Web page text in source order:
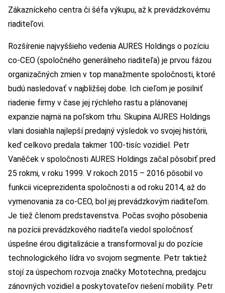
Zákazníckeho centra či šéfa výkupu, až k prevádzkovému
riaditeľovi.
Rozšírenie najvyššieho vedenia AURES Holdings o pozíciu
co-CEO (spoločného generálneho riaditeľa) je prvou fázou
organizačných zmien v top manažmente spoločnosti, ktoré
budú nasledovať v najbližšej dobe. Ich cieľom je posilniť
riadenie firmy v čase jej rýchleho rastu a plánovanej
expanzie najmä na poľskom trhu. Skupina AURES Holdings
vlani dosiahla najlepší predajný výsledok vo svojej histórii,
keď celkovo predala takmer 100-tisíc vozidiel. Petr
Vaněček v spoločnosti AURES Holdings začal pôsobiť pred
25 rokmi, v roku 1999. V rokoch 2015 – 2016 pôsobil vo
funkcii viceprezidenta spoločnosti a od roku 2014, až do
vymenovania za co-CEO, bol jej prevádzkovým riaditeľom.
Je tiež členom predstavenstva. Počas svojho pôsobenia
na pozícii prevádzkového riaditeľa viedol spoločnosť
úspešne érou digitalizácie a transformoval ju do pozície
technologického lídra vo svojom segmente. Petr taktiež
stojí za úspechom rozvoja značky Mototechna, predajcu
zánovných vozidiel a poskytovateľov riešení mobility. Petr